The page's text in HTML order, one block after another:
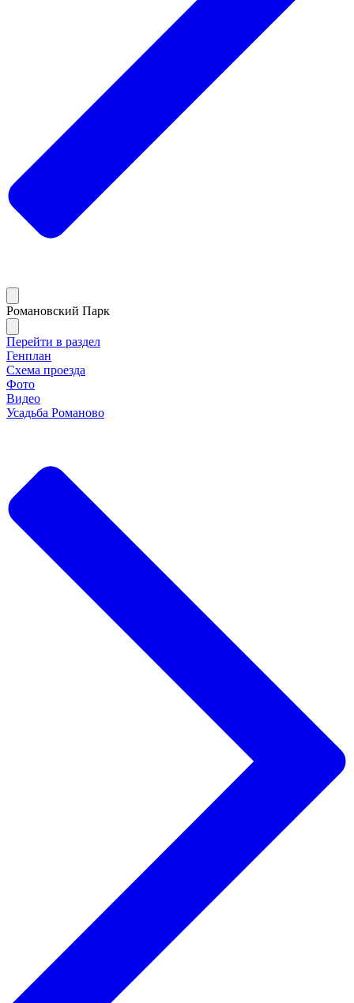
Романовский Парк
Перейти в раздел
Генплан
Схема проезда
Фото
Видео
Усадьба Романово